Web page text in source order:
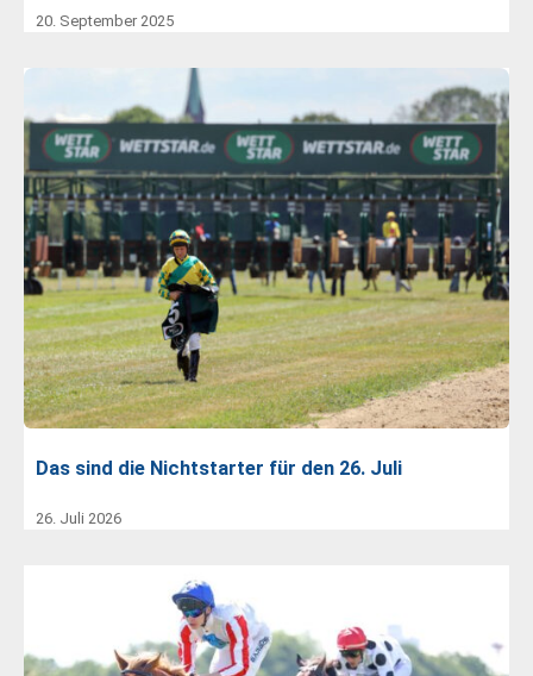
20. September 2025
Das sind die Nichtstarter für den 26. Juli
26. Juli 2026